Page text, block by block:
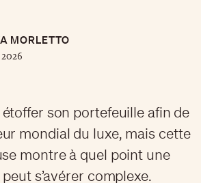
MORLETTO
son portefeuille afin de
mondial du luxe, mais cette
montre à quel point une
s’avérer complexe.